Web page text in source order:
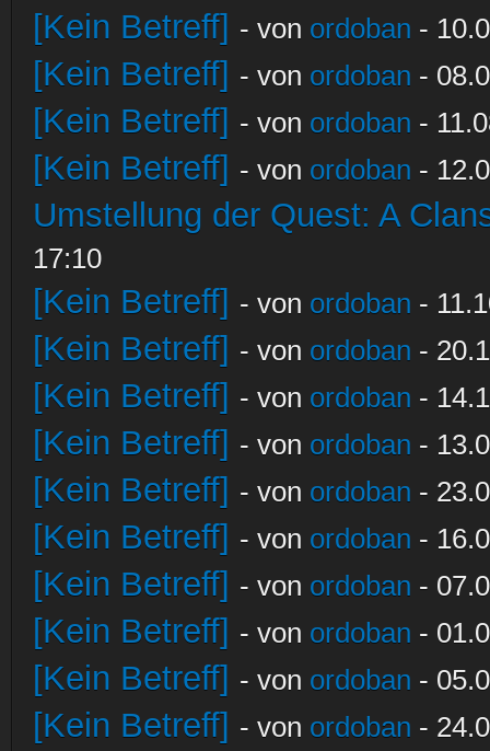
[Kein Betreff] - von ordoban -
[Kein Betreff] - von ordoban -
[Kein Betreff] - von ordoban -
[Kein Betreff] - von ordoban -
Umstellung der Quest: A
17:10
[Kein Betreff] - von ordoban -
[Kein Betreff] - von ordoban -
[Kein Betreff] - von ordoban -
[Kein Betreff] - von ordoban -
[Kein Betreff] - von ordoban -
[Kein Betreff] - von ordoban -
[Kein Betreff] - von ordoban -
[Kein Betreff] - von ordoban -
[Kein Betreff] - von ordoban -
[Kein Betreff] - von ordoban -